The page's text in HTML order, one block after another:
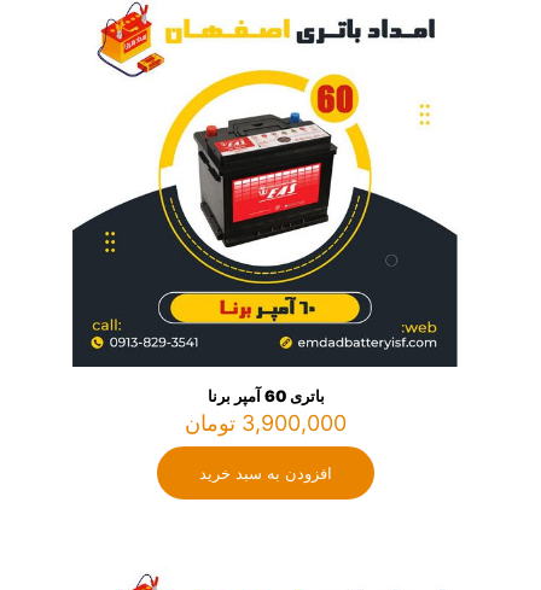
باتری 60 آمپر برنا
3,900,000 تومان
افزودن به سبد خرید